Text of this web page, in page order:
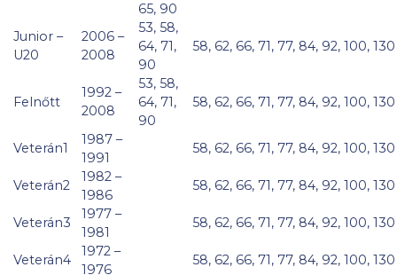
65, 90
Junior –
U20
2006 –
2008
53, 58,
64, 71,
90
58, 62, 66, 71, 77, 84, 92, 100, 130
Felnőtt
1992 –
2008
53, 58,
64, 71,
90
58, 62, 66, 71, 77, 84, 92, 100, 130
Veterán1
1987 –
1991
58, 62, 66, 71, 77, 84, 92, 100, 130
Veterán2
1982 –
1986
58, 62, 66, 71, 77, 84, 92, 100, 130
Veterán3
1977 –
1981
58, 62, 66, 71, 77, 84, 92, 100, 130
Veterán4
1972 –
1976
58, 62, 66, 71, 77, 84, 92, 100, 130